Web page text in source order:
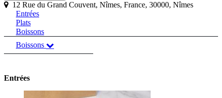
12 Rue du Grand Couvent, Nîmes, France, 30000, Nîmes
Entrées
Plats
Boissons
Boissons
Entrées